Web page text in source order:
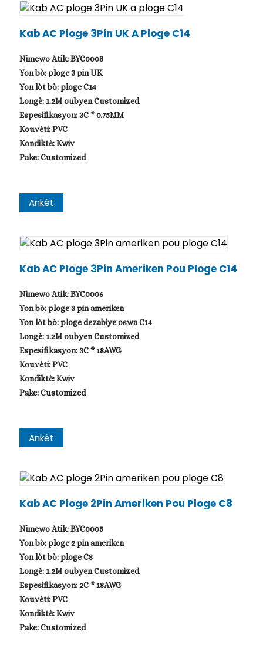
Kab AC Ploge 3Pin UK A Ploge C14
Nimewo Atik: BYC0008
Yon bò: ploge 3 pin UK
Yon lòt bò: ploge C14
Longè: 1.2M oubyen Customized
Espesifikasyon: 3C * 0.75MM
Kouvèti: PVC
Kondiktè: Kwiv
Pake: Customized
Ankèt
Kab AC Ploge 3Pin Ameriken Pou Ploge C14
Nimewo Atik: BYC0006
Yon bò: ploge 3 pin ameriken
Yon lòt bò: ploge dezabiye oswa C14
Longè: 1.2M oubyen Customized
Espesifikasyon: 3C * 18AWG
Kouvèti: PVC
Kondiktè: Kwiv
Pake: Customized
Ankèt
Kab AC Ploge 2Pin Ameriken Pou Ploge C8
Nimewo Atik: BYC0005
Yon bò: ploge 2 pin ameriken
Yon lòt bò: ploge C8
Longè: 1.2M oubyen Customized
Espesifikasyon: 2C * 18AWG
Kouvèti: PVC
Kondiktè: Kwiv
Pake: Customized